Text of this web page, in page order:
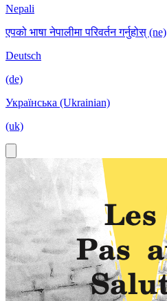
Nepali
एपको भाषा नेपालीमा परिवर्तन गर्नुहोस् (ne)
Deutsch
(de)
Українська (Ukrainian)
(uk)